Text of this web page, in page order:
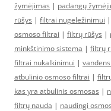
žymėjimas | padangų
rūšys | filtrai nugeležinimui |
osmoso filtrai | filtrų rūšys |
minkštinimo sistema | filtrų
filtrai nukalkinimui |
atbulinio osmoso filtrai |
kas yra atbulinis osmosas |
filtrų nauda | naudingi